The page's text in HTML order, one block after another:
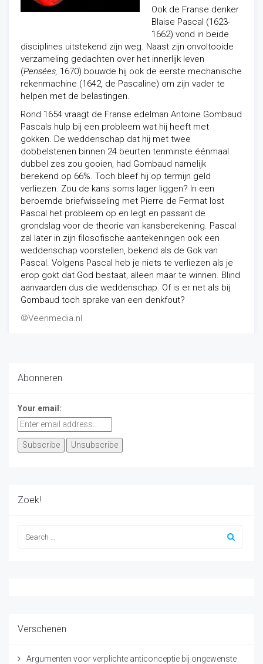
Ook de Franse denker
Blaise Pascal (1623-
1662) vond in beide
disciplines uitstekend zijn weg. Naast zijn onvoltooide
verzameling gedachten over het innerlijk leven
(Pensées, 1670) bouwde hij ook de eerste mechanische
rekenmachine (1642, de Pascaline) om zijn vader te
helpen met de belastingen.
Rond 1654 vraagt de Franse edelman Antoine Gombaud
Pascals hulp bij een probleem wat hij heeft met
gokken. De weddenschap dat hij met twee
dobbelstenen binnen 24 beurten tenminste éénmaal
dubbel zes zou gooien, had Gombaud namelijk
berekend op 66%. Toch bleef hij op termijn geld
verliezen. Zou de kans soms lager liggen? In een
beroemde briefwisseling met Pierre de Fermat lost
Pascal het probleem op en legt en passant de
grondslag voor de theorie van kansberekening. Pascal
zal later in zijn filosofische aantekeningen ook een
weddenschap voorstellen, bekend als de Gok van
Pascal. Volgens Pascal heb je niets te verliezen als je
erop gokt dat God bestaat, alleen maar te winnen. Blind
aanvaarden dus die weddenschap. Of is er net als bij
Gombaud toch sprake van een denkfout?
©Veenmedia.nl
Abonneren
Your email:
Zoek!
Verschenen
Argumenten voor verplichte anticonceptie bij ongewenste